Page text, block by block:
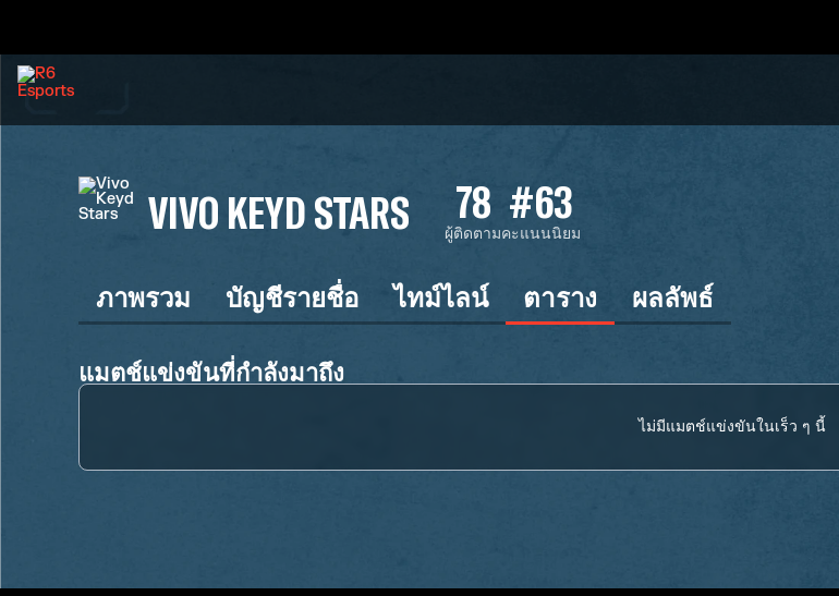
VIVO KEYD STARS 78
ผู้ติดตาม
#63
คะแนนนิยม
ภาพรวม บัญชีรายชื่อ ไทม์ไลน์ ตาราง ผลลัพธ์
แมตช์แข่งขันที่กำลังมาถึง
ไม่มีแมตช์แข่งขันในเร็ว ๆ นี้